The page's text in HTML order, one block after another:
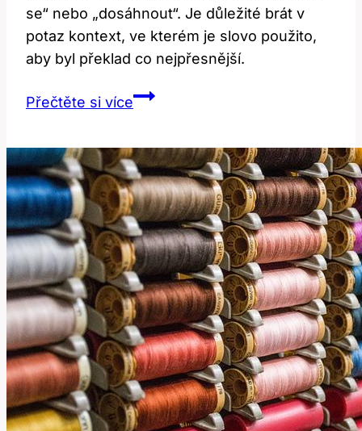
se“ nebo „dosáhnout“. Je důležité brát v
potaz kontext, ve kterém je slovo použito,
aby byl překlad co nejpřesnější.
Přečtěte si víceHolt:
Znamená
a
Jak
Ho
Přeložit
Do
Češtiny?